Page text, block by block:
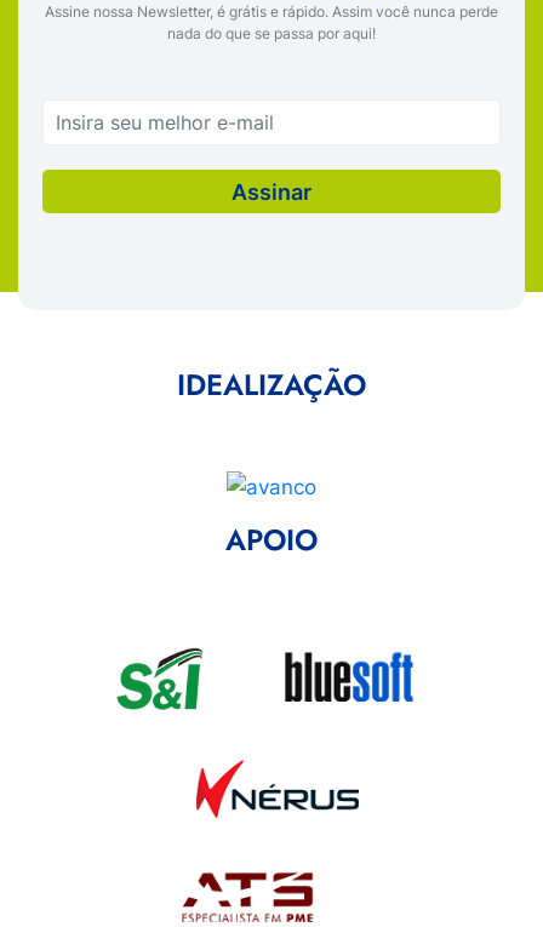
Assine nossa Newsletter, é grátis e rápido. Assim você nunca perde
nada do que se passa por aqui!
IDEALIZAÇÃO
APOIO